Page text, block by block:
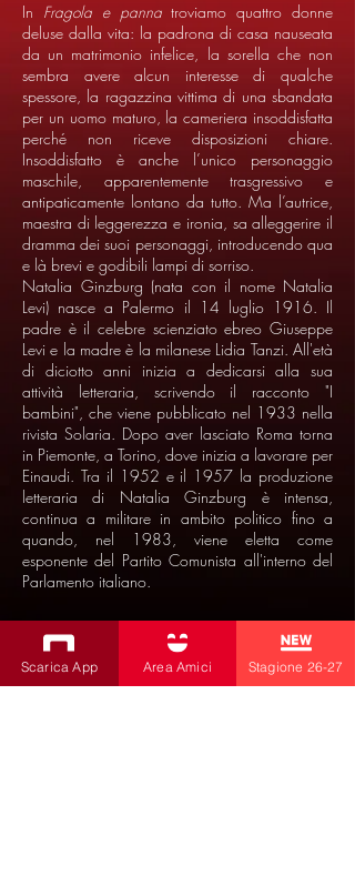
In Fragola e pannatroviamo quattro donne
deluse dalla vita: la padrona di casa nauseata
da un matrimonio infelice, la sorella che non
sembra avere alcun interesse di qualche
spessore, la ragazzina vittima di una sbandata
per un uomo maturo, la cameriera insoddisfatta
perché non riceve disposizioni chiare.
Insoddisfatto è anche l’unico personaggio
maschile, apparentemente trasgressivo e
antipaticamente lontano da tutto. Ma l’autrice,
maestra di leggerezza e ironia, sa alleggerire il
dramma dei suoi personaggi, introducendo qua
e là brevi e godibili lampi di sorriso.
Natalia Ginzburg (nata con il nome Natalia
Levi) nasce a Palermo il 14 luglio 1916. Il
padre è il celebre scienziato ebreo Giuseppe
Levi e la madre è la milanese Lidia Tanzi. All'età
di diciotto anni inizia a dedicarsi alla sua
attività letteraria, scrivendo il racconto "I
bambini", che viene pubblicato nel 1933 nella
rivista Solaria. Dopo aver lasciato Roma torna
in Piemonte, a Torino, dove inizia a lavorare per
Einaudi. Tra il 1952 e il 1957 la produzione
letteraria di Natalia Ginzburg è intensa,
continua a militare in ambito politico fino a
quando, nel 1983, viene eletta come
esponente del Partito Comunista all'interno del
Parlamento italiano.
Scarica App Area Amici Stagione 26-27